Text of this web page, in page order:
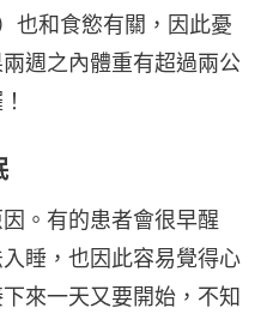
也和食慾有關，因此憂
週之內體重有超過兩公
。有的患者會很早醒
睡，也因此容易覺得心
來一天又要開始，不知